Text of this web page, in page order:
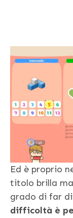
Ed è proprio
titolo brilla
grado di far
difficoltà è